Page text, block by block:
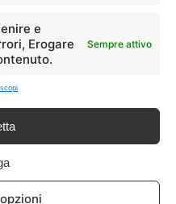
e
Erogare
Sempre attivo